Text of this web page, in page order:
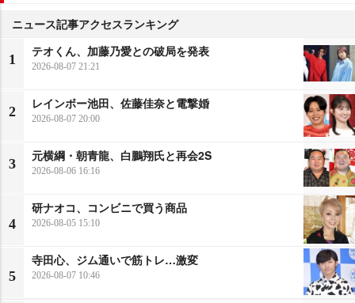
ニュース記事アクセスランキング
1
テオくん、加藤乃愛との破局を発表
2026-08-07 21:21
2
レインボー池田、佐藤佳奈と電撃婚
2026-08-07 20:00
3
元横綱・朝青龍、白鵬翔氏と再会2S
2026-08-06 16:16
4
研ナオコ、コンビニで買う商品
2026-08-05 15:10
5
寺田心、ジム通いで筋トレ…激変
2026-08-07 10:46